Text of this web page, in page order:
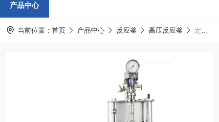
产品中心
当前位置： 首页 产品中心 反应釜 高压反应釜 定制北京鼎创 WZ系列实验室机械搅拌高压反应釜